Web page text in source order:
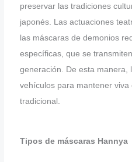
preservar las tradiciones
japonés. Las actuaciones
las máscaras de demonios
específicas, que se
generación. De esta manera,
vehículos para mantener viva
tradicional.
Tipos de máscaras Hannya